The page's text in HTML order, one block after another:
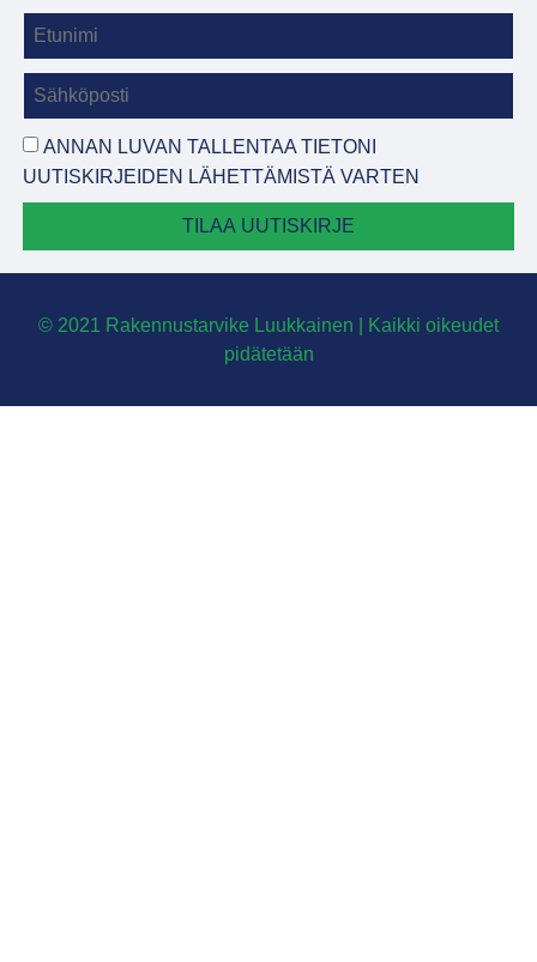
ANNAN LUVAN TALLENTAA TIETONI
UUTISKIRJEIDEN LÄHETTÄMISTÄ VARTEN
TILAA UUTISKIRJE
© 2021 Rakennustarvike Luukkainen | Kaikki oikeudet
pidätetään